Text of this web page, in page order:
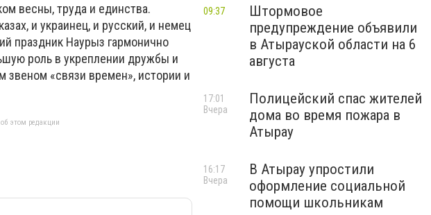
весны, труда и единства.
и украинец, и русский, и немец
праздник Наурыз гармонично
роль в укреплении дружбы и
«связи времен», истории и
этом редакции
Штормовое
предупреждение объявили
в Атырауской области на 6
августа
09:37
Полицейский спас жителей
дома во время пожара в
Атырау
17:01
Вчера
В Атырау упростили
оформление социальной
помощи школьникам
16:17
Вчера